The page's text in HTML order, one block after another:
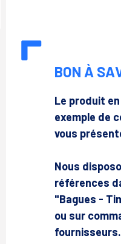
BON À
Le produit
exemple de
vous
Nous
références
"Bagues -
ou sur
fournisseurs.